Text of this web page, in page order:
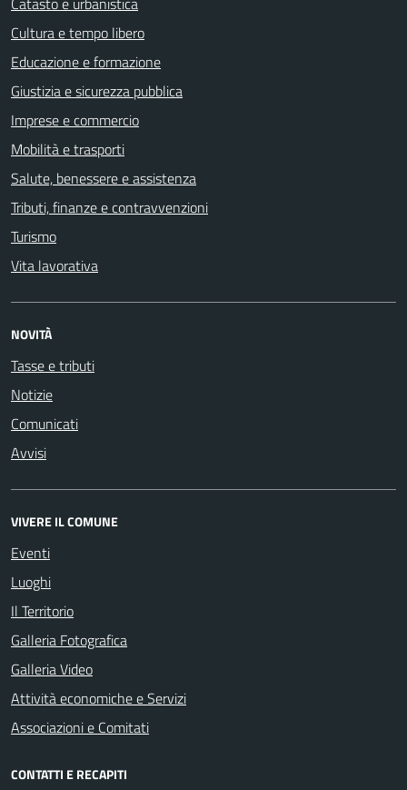
Cultura e tempo libero
Educazione e formazione
Giustizia e sicurezza pubblica
Imprese e commercio
Mobilità e trasporti
Salute, benessere e assistenza
Tributi, finanze e contravvenzioni
Turismo
Vita lavorativa
NOVITÀ
Tasse e tributi
Notizie
Comunicati
Avvisi
VIVERE IL COMUNE
Eventi
Luoghi
Il Territorio
Galleria Fotografica
Galleria Video
Attività economiche e Servizi
Associazioni e Comitati
CONTATTI E RECAPITI